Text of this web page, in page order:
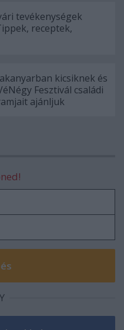
tevékenységek
receptek,
kicsiknek és
Fesztivál családi
ajánljuk